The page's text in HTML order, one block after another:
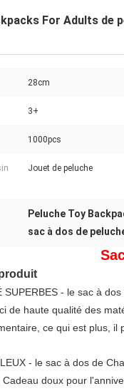
For Adults de
28cm
3+
1000pcs
Jouet de peluche
Peluche Toy
sac à dos de
SUPERBES - le sac à
de haute qualité des
ce qui est plus, il
- le sac à dos de
doux pour